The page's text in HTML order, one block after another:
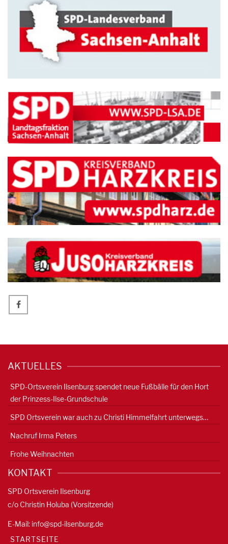
AKTUELLES
SPD-Ortsverein Ilsenburg spendet neue Fußbälle für den Hort
der Prinzess-Ilse-Grundschule
SPD Ortsverein war auch zu Christi Himmelfahrt unterwegs…
Nachruf Irma Peters
Frohe Weihnachten
KONTAKT
SPD Ortsverein Ilsenburg
c/o Christin Holuba (Vorsitzende)
E-Mail: info@spd-ilsenburg.de
STARTSEITE